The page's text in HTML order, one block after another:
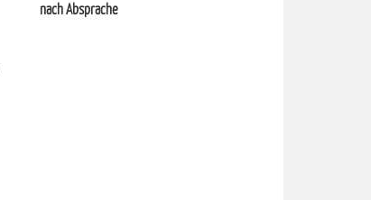
nach Absprache